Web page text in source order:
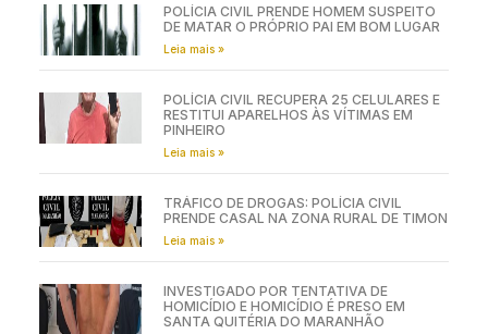
POLÍCIA CIVIL PRENDE HOMEM SUSPEITO
DE MATAR O PRÓPRIO PAI EM BOM LUGAR
Leia mais »
POLÍCIA CIVIL RECUPERA 25 CELULARES E
RESTITUI APARELHOS ÀS VÍTIMAS EM
PINHEIRO
Leia mais »
TRÁFICO DE DROGAS: POLÍCIA CIVIL
PRENDE CASAL NA ZONA RURAL DE TIMON
Leia mais »
INVESTIGADO POR TENTATIVA DE
HOMICÍDIO E HOMICÍDIO É PRESO EM
SANTA QUITÉRIA DO MARANHÃO